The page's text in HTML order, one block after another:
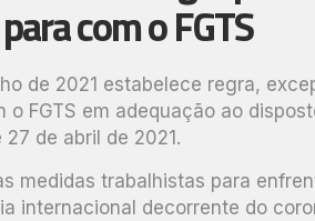
com o FGTS
de 2021 estabelece regra,
FGTS em adequação ao
de abril de 2021.
medidas trabalhistas para
internacional decorrente do